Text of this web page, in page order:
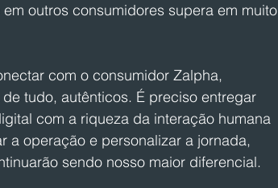
outros consumidores supera em muito
com o consumidor Zalpha,
tudo, autênticos. É preciso entregar
com a riqueza da interação humana
a operação e personalizar a jornada,
sendo nosso maior diferencial.